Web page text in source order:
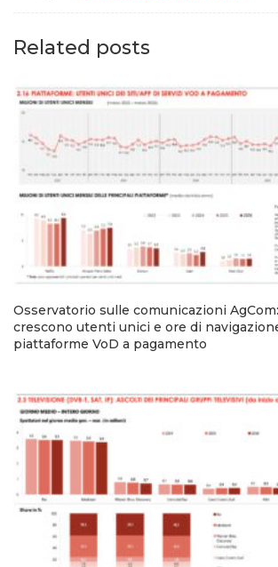
Related posts
Osservatorio sulle comunicazioni
crescono utenti unici e ore di
piattaforme VoD a pagamento